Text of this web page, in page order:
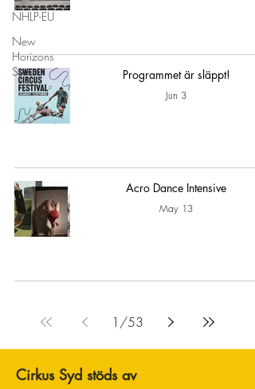
NHLP-EU
New
Horizons
Summit
Programmet är släppt!
Jun 3
Acro Dance Intensive
May 13
1 /53
Cirkus Syd stöds av